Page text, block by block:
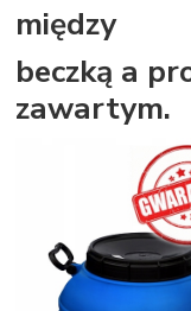
między
beczką a
zawartym.